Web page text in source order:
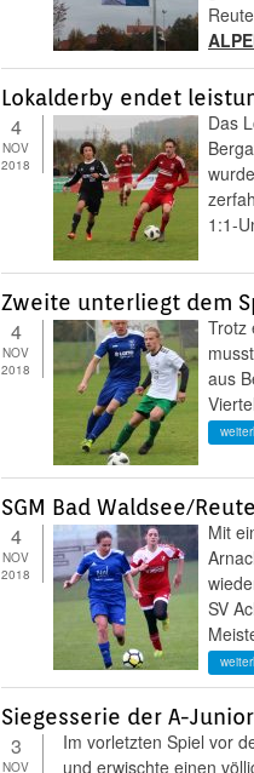
Lokalderby endet
4
NOV
2018
Das
1:1-
Zweite unterliegt dem
4
NOV
2018
Trotz
aus
SGM Bad Waldsee/
4
NOV
2018
Mit
SV
Siegesserie der A-
3
NOV
Im vorletzten Spiel vor
und erwischte einen